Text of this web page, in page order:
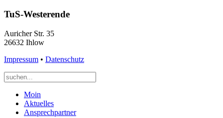
TuS-Westerende
Auricher Str. 35
26632 Ihlow
Impressum • Datenschutz
Moin
Aktuelles
Ansprechpartner